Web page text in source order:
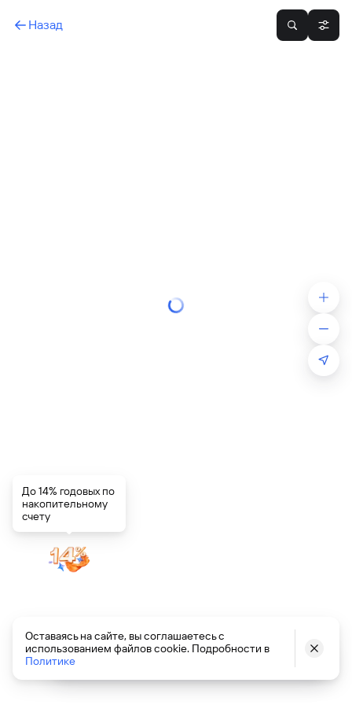
Назад
Офис работает Офис сейчас закрыт
До 14% годовых по
накопительному
счету
Установите сертификаты
Минцифры
с Госуслуг или скачайте Яндекс Браузер
Оставаясь на сайте, вы соглашаетесь с
использованием файлов cookie. Подробности в
Политике